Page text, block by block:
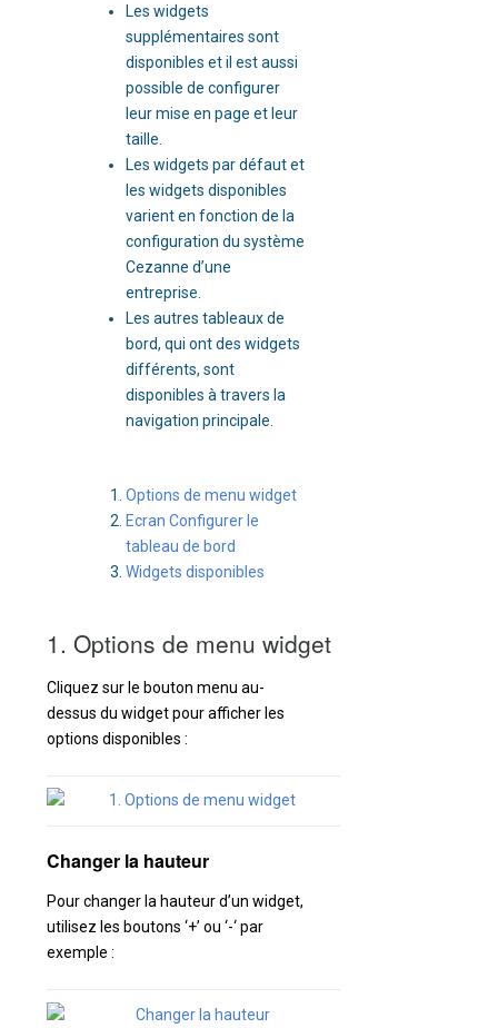
Les widgets
supplémentaires sont
disponibles et il est aussi
possible de configurer
leur mise en page et leur
taille.
Les widgets par défaut et
les widgets disponibles
varient en fonction de la
configuration du système
Cezanne d’une
entreprise.
Les autres tableaux de
bord, qui ont des widgets
différents, sont
disponibles à travers la
navigation principale.
Options de menu widget
Ecran Configurer le
tableau de bord
Widgets disponibles
1. Options de menu widget
Cliquez sur le bouton menu au-
dessus du widget pour afficher les
options disponibles :
Changer la hauteur
Pour changer la hauteur d’un widget,
utilisez les boutons ‘+’ ou ‘-‘ par
exemple :